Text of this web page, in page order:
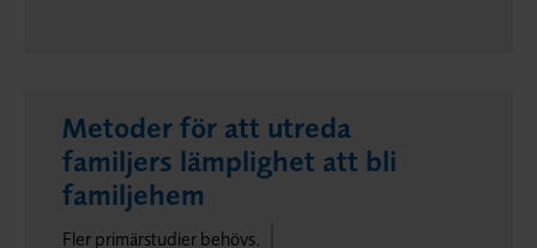
Metoder för att utreda
familjers lämplighet att bli
familjehem
Fler primärstudier behövs.